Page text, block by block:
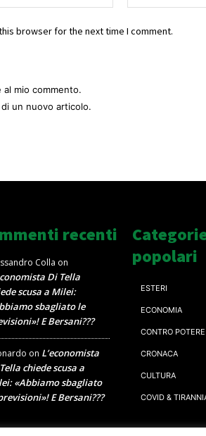
browser for the next time I comment.
al mio commento.
un nuovo articolo.
recenti
Colla on
Di Tella
scusa a Milei:
sbagliato le
E Bersani???
on L’economista
chiede scusa a
«Abbiamo sbagliato
E Bersani???
popolari
ESTERI
ECONOMIA
CONTRO POTERE
CRONACA
CULTURA
COVID &